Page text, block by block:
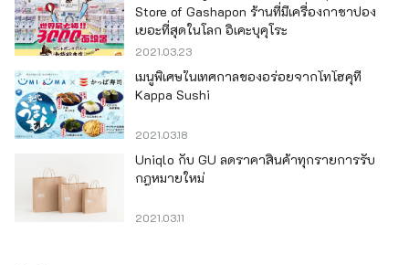
Store of Gashapon ร้านที่มีเครื่องกาชาปอง
เยอะที่สุดในโลก อิเคะบุคุโระ
2021.03.23
เมนูพิเศษในเทศกาลของอร่อยจากโทโฮคุที่
Kappa Sushi
2021.03.18
Uniqlo กับ GU ลดราคาสินค้าทุกรายการรับ
กฎหมายใหม่
2021.03.11